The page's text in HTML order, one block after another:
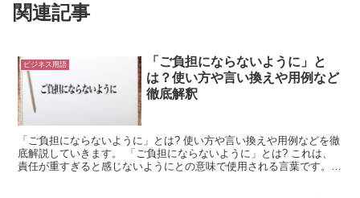
関連記事
ビジネス用語
「ご負担にならないように」と
は？使い方や言い換えや用例など
徹底解釈
「ご負担にならないように」とは? 使い方や言い換えや用例などを徹
底解説していきます。 「ご負担にならないように」とは? これは、
責任が重すぎると感じないようにとの意味で使用される言葉です。